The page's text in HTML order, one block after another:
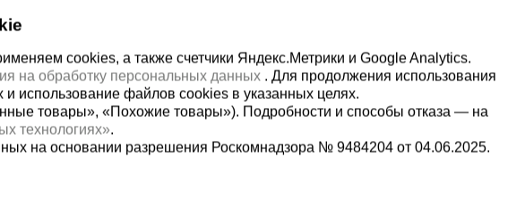
cookies, а также счетчики Яндекс.Метрики и Google Analytics.
на обработку персональных данных . Для продолжения использования
использование файлов cookies в указанных целях.
товары», «Похожие товары»). Подробности и способы отказа — на
технологиях».
на основании разрешения Роскомнадзора № 9484204 от 04.06.2025.